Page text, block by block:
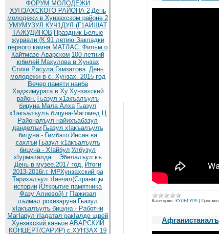
ФОРУМ МОЛОДЕЖИ
ХУНЗАХСКОГО РАЙОНА 2 День
молодежи в Хунзахском районе 2
УМУМУЗУЛ КУЧ1ДУЛ (Г1АЙШАТ
ТАЖУДИНОВ Праздник Белые
журавли (К 91 летию Закладки
первого камня МАТЛАС. Фильм о
Кайтмазе Аварском 100 летний
юбилей Махулова в Хунзах
Стихи Расула Гамзатова. День
молодежи в с. Хунзах. 2015 год
Вечер памяти наиба
Хаджимурата в Ху Хунзахский
район. Гьазул х1акъалъулъ
бицуна Мала Алха Гьазул
х1акъалъулъ бицуна-Магомед Ц
Районалъул найихъабазул
данделъи Гьазул хIакъалъулъ
бицуна - Гимбато Инсан ва
сахлъи Гьазул х1акъалъулъ
бицуна - ХIайбул Улбузул
хIурматалда... Эбелалъул къ
День в музее.2017 год. Итоги
2013-2016г.г. МРХунзахский ра
Тарихалъул тIанчал(Страницы
истории (Открытие памятника
Фазу Алиевой) г ГIажизал
лъимал рохизаруна Гьазул
хIакъалъулъ бицуна - Работни
МагIарул гIадатал ракIалде щвей
Хунзахский каньон АВАРСКИЙ
КОНЦЕРТ(САРИР) с.ХУНЗАХ 19
Категория: КУЛЬТУРА